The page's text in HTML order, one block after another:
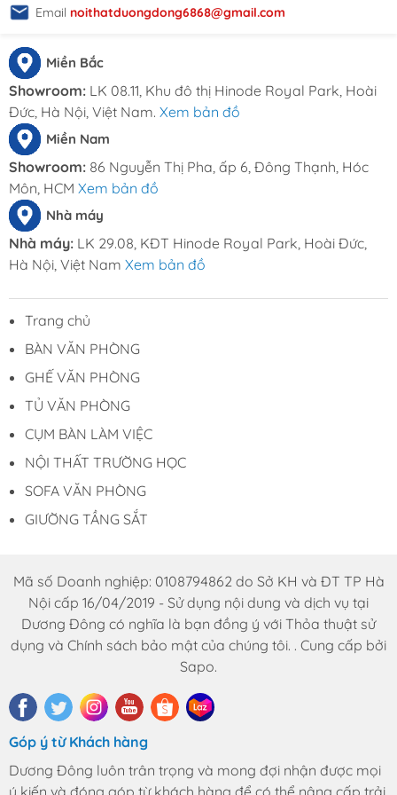
Email noithatduongdong6868@gmail.com
Miền Bắc
Showroom: LK 08.11, Khu đô thị Hinode Royal Park, Hoài
Đức, Hà Nội, Việt Nam. Xem bản đồ
Miền Nam
Showroom: 86 Nguyễn Thị Pha, ấp 6, Đông Thạnh, Hóc
Môn, HCM Xem bản đồ
Nhà máy
Nhà máy: LK 29.08, KĐT Hinode Royal Park, Hoài Đức,
Hà Nội, Việt Nam Xem bản đồ
Trang chủ
BÀN VĂN PHÒNG
GHẾ VĂN PHÒNG
TỦ VĂN PHÒNG
CỤM BÀN LÀM VIỆC
NỘI THẤT TRƯỜNG HỌC
SOFA VĂN PHÒNG
GIƯỜNG TẦNG SẮT
Mã số Doanh nghiệp: 0108794862 do Sở KH và ĐT TP Hà
Nội cấp 16/04/2019 - Sử dụng nội dung và dịch vụ tại
Dương Đông có nghĩa là bạn đồng ý với Thỏa thuật sử
dụng và Chính sách bảo mật của chúng tôi. . Cung cấp bởi
Sapo.
Góp ý từ Khách hàng
Dương Đông luôn trân trọng và mong đợi nhận được mọi
ý kiến và đóng góp từ khách hàng để có thể nâng cấp trải